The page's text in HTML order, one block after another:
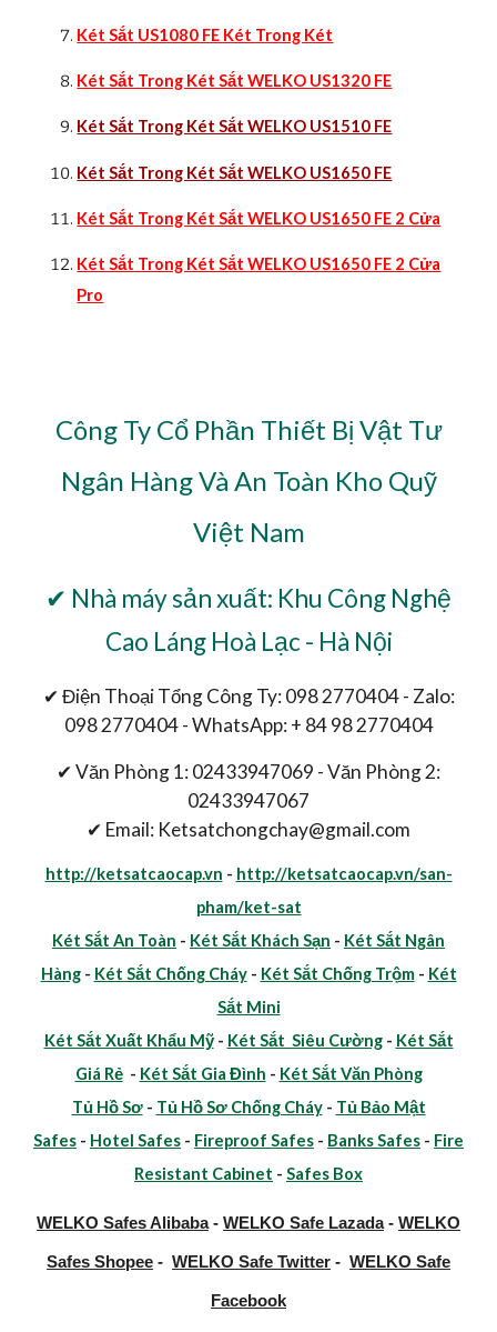
Két Sắt US1080 FE Két Trong Két
Két Sắt Trong Két Sắt WELKO US1320 FE
Két Sắt Trong Két Sắt WELKO US1510 FE
Két Sắt Trong Két Sắt WELKO US1650 FE
Két Sắt Trong Két Sắt WELKO US1650 FE 2 Cửa
Két Sắt Trong Két Sắt WELKO US1650 FE 2 Cửa
Pro
Công Ty Cổ Phần Thiết Bị Vật Tư
Ngân Hàng Và An Toàn Kho Quỹ
Việt Nam
✔ Nhà máy sản xuất: Khu Công Nghệ
Cao Láng Hoà Lạc - Hà Nội
✔ Điện Thoại Tổng Công Ty: 098 2770404 - Zalo:
098 2770404 - WhatsApp: + 84 98 2770404
✔ Văn Phòng 1: 02433947069 - Văn Phòng 2:
02433947067
✔ Email: Ketsatchongchay@gmail.com
http://ketsatcaocap.vn - http://ketsatcaocap.vn/san-
pham/ket-sat
Két Sắt An Toàn - Két Sắt Khách Sạn - Két Sắt Ngân
Hàng- Két Sắt Chống Cháy- Két Sắt Chống Trộm- Két
Sắt Mini
Két Sắt Xuất Khẩu Mỹ- Két Sắt Siêu Cường- Két Sắt
Giá Rẻ- Két Sắt Gia Đình - Két Sắt Văn Phòng
Tủ Hồ Sơ- Tủ Hồ Sơ Chống Cháy- Tủ Bảo Mật
Safes - Hotel Safes - Fireproof Safes - Banks Safes - Fire
Resistant Cabinet - Safes Box
WELKO Safes Alibaba- WELKO Safe Lazada- WELKO
Safes Shopee - WELKO Safe Twitter - WELKO Safe
Facebook